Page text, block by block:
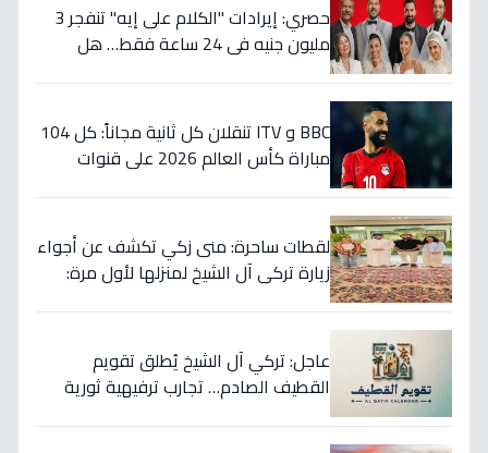
حصري: إيرادات "الكلام على إيه" تنفجر 3
مليون جنيه في 24 ساعة فقط… هل
BBC و ITV تنقلان كل ثانية مجاناً: كل 104
مباراة كأس العالم 2026 على قنوات
لقطات ساحرة: منى زكي تكشف عن أجواء
زيارة تركي آل الشيخ لمنزلها لأول مرة:
عاجل: تركي آل الشيخ يُطلق تقويم
القطيف الصادم… تجارب ترفيهية ثورية